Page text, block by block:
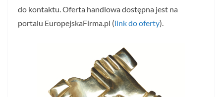
do kontaktu. Oferta handlowa dostępna jest na
portalu EuropejskaFirma.pl (link do oferty).